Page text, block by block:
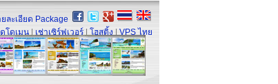
ยละเอียด Package
โดเมน เช่าเซิร์ฟเวอร์ โฮสติ้ง VPS ไทย